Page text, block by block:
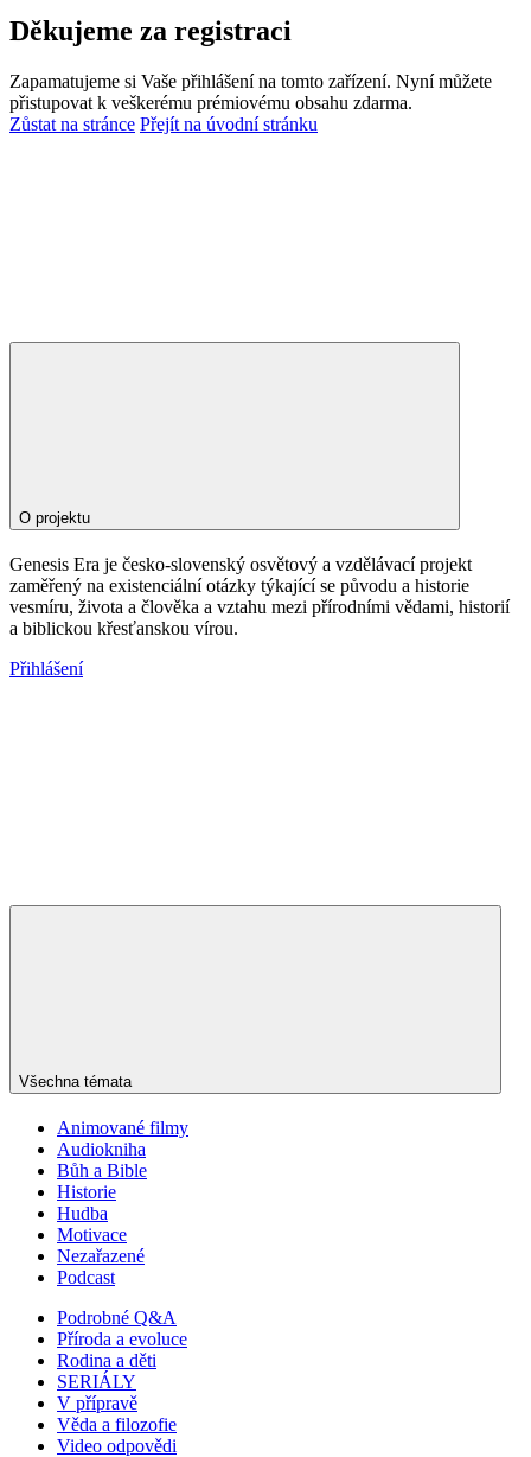
Děkujeme za registraci
Zapamatujeme si Vaše přihlášení na tomto zařízení. Nyní můžete
přistupovat k veškerému prémiovému obsahu zdarma.
Zůstat na stránce Přejít na úvodní stránku
O projektu
Genesis Era je česko-slovenský osvětový a vzdělávací projekt
zaměřený na existenciální otázky týkající se původu a historie
vesmíru, života a člověka a vztahu mezi přírodními vědami, historií
a biblickou křesťanskou vírou.
Přihlášení
Všechna témata
Animované filmy
Audiokniha
Bůh a Bible
Historie
Hudba
Motivace
Nezařazené
Podcast
Podrobné Q&A
Příroda a evoluce
Rodina a děti
SERIÁLY
V přípravě
Věda a filozofie
Video odpovědi